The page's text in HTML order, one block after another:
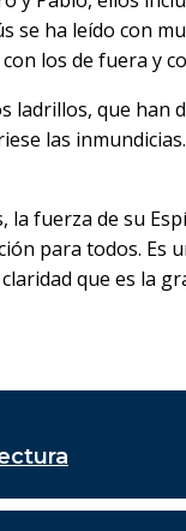
se ha leído con
los de fuera y
que han
las
fuerza de su
para todos.
que es la